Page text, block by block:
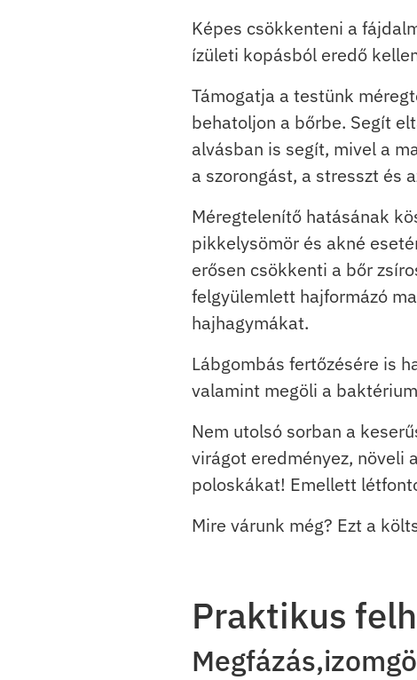
Képes csökkenteni a
ízületi kopásból eredő
Támogatja a testünk
behatoljon a bőrbe. Segít
alvásban is segít, mivel a
a szorongást, a stresszt és
Méregtelenítő hatásának
pikkelysömör és akné
erősen csökkenti a bőr
felgyülemlett hajformázó
hajhagymákat.
Lábgombás fertőzésére is
valamint megöli a
Nem utolsó sorban a
virágot eredményez, növeli
poloskákat! Emellett
Mire várunk még? Ezt a
Praktikus